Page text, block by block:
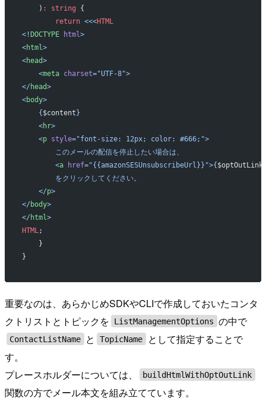
    )
: string {
        return
<<<HTML
<!DOCTYPE html >
<html >
<head>
    <
meta charset="UTF-8">
</ head>
<body>
    {
$content}
    <
hr>
    <
p style="font-size: 12px; color: #666;">
        このメールの配信を停止したい場合は、
        <
a href="{{amazonSESUnsubscribeUrl}}">{
        をクリックしてください。
    </
p>
</ body>
</ html >
HTML ;
    }
}
重要なのは、あらかじめSDKやCLIで作成しておいたコンタ
クトリストとトピックを
ListManagementOptions の中で
ContactListName と TopicName
として指定することで
す。
プレースホルダーについては、
buildHtmlWithOptOutLink
関数の方でメール本文を組み立てています。